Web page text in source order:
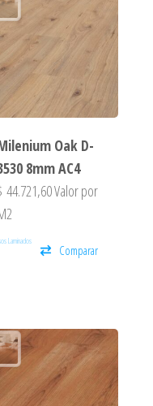
Oak D-
8mm AC4
44.721,60Valor por
Laminados
Comparar